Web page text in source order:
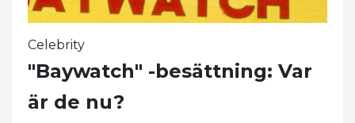
Celebrity
"Baywatch" -besättning: Var
är de nu?